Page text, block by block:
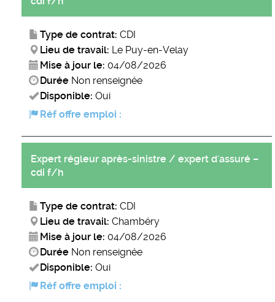
Type de contrat: CDI
Lieu de travail: Le Puy-en-Velay
Mise à jour le: 04/08/2026
Durée Non renseignée
Disponible: Oui
Réf offre emploi :
Expert régleur après-sinistre / expert d'assuré –
cdi f/h
Type de contrat: CDI
Lieu de travail: Chambéry
Mise à jour le: 04/08/2026
Durée Non renseignée
Disponible: Oui
Réf offre emploi :